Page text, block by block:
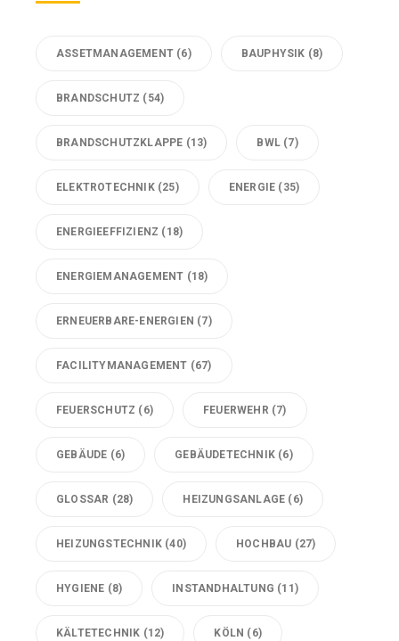
ASSETMANAGEMENT (6) BAUPHYSIK (8)
BRANDSCHUTZ (54)
BRANDSCHUTZKLAPPE (13) BWL (7)
ELEKTROTECHNIK(25) ENERGIE (35)
ENERGIEEFFIZIENZ (18)
ENERGIEMANAGEMENT (18)
ERNEUERBARE-ENERGIEN (7)
FACILITYMANAGEMENT (67)
FEUERSCHUTZ (6) FEUERWEHR (7)
GEBÄUDE (6) GEBÄUDETECHNIK (6)
GLOSSAR (28) HEIZUNGSANLAGE (6)
HEIZUNGSTECHNIK (40) HOCHBAU (27)
HYGIENE (8) INSTANDHALTUNG (11)
KÄLTETECHNIK (12) KÖLN (6)